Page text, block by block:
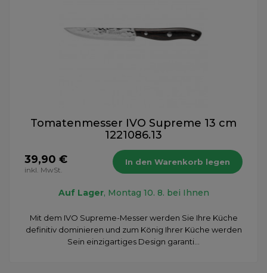
Tomatenmesser IVO Supreme 13 cm
1221086.13
39,90 €
inkl. MwSt.
In den Warenkorb legen
Auf Lager, Montag 10. 8. bei Ihnen
Mit dem IVO Supreme-Messer werden Sie Ihre Küche
definitiv dominieren und zum König Ihrer Küche werden
Sein einzigartiges Design garanti...